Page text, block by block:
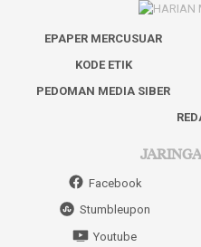
EPAPER MERCUSUAR
KODE ETIK
PEDOMAN MEDIA SIBER
Facebook
Stumbleupon
Youtube